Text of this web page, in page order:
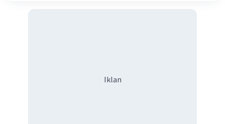
Iklan
Iklan